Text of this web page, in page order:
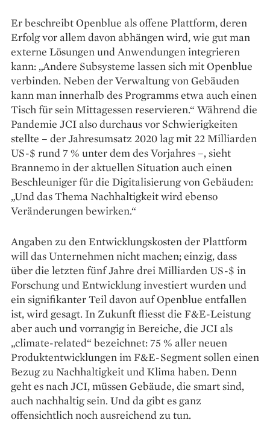
Er beschreibt Openblue als offene Plattform, deren
Erfolg vor allem davon abhängen wird, wie gut man
externe Lösungen und Anwendungen integrieren
kann: „Andere Subsysteme lassen sich mit Openblue
verbinden. Neben der Ver­waltung von Gebäuden
kann man innerhalb des Programms etwa auch einen
Tisch für sein Mittag­essen reservieren.“ Während die
Pandemie JCI also durchaus vor Schwierigkeiten
stellte – der Jahresumsatz 2020 lag mit 22 Milliarden
US-$ rund 7 % unter dem des Vorjahres –, sieht
Brannemo in der aktuellen Situation auch einen
Beschleuniger für die Digi­talisierung von Gebäuden:
„Und das Thema Nachhaltigkeit wird ebenso
Veränderungen bewirken.“
Angaben zu den Entwick­lungskosten der Plattform
will das Unternehmen nicht machen; einzig, dass
über die letzten fünf Jahre drei Milliarden US-$ in
Forschung und Entwicklung investiert wurden und
ein signifikanter Teil davon auf Openblue entfallen
ist, wird gesagt. In Zukunft fliesst die F&E-Leistung
aber auch und vorrangig in Bereiche, die JCI als
„climate-related“ bezeichnet: 75 % aller neuen
Produktentwicklungen im F&E-­Segment sollen einen
Bezug zu Nachhaltigkeit und Klima haben. Denn
geht es nach JCI, müs­sen Gebäude, die smart sind,
auch nachhaltig sein. Und da gibt es ganz
offensichtlich noch ausreichend zu tun.